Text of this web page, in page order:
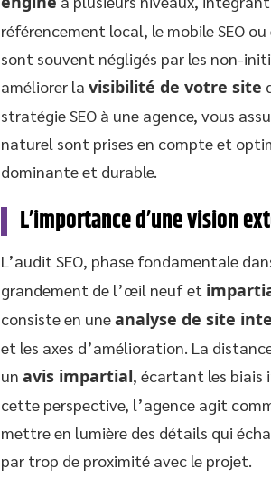
référencement local, le mobile SEO
sont souvent négligés par les non-
améliorer la visibilité de votre site
stratégie SEO à une agence, vous
naturel sont prises en compte et
dominante et durable.
L’importance d’une vision
L’audit SEO, phase fondamentale
grandement de l’œil neuf et
consiste en uneanalyse de site
et les axes d’amélioration. La
un avis impartial, écartant les biais
cette perspective, l’agence agit
mettre en lumière des détails qui
par trop de proximité avec le projet.